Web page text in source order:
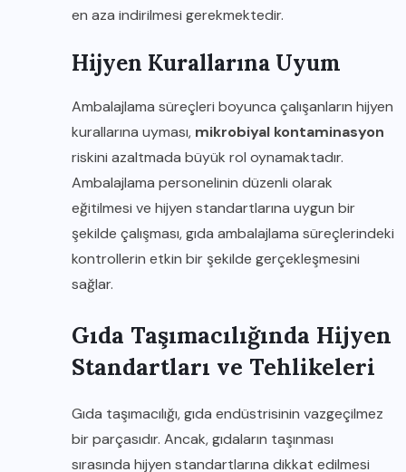
en aza indirilmesi gerekmektedir.
Hijyen Kurallarına Uyum
Ambalajlama süreçleri boyunca çalışanların hijyen
kurallarına uyması, mikrobiyal kontaminasyon
riskini azaltmada büyük rol oynamaktadır.
Ambalajlama personelinin düzenli olarak
eğitilmesi ve hijyen standartlarına uygun bir
şekilde çalışması, gıda ambalajlama süreçlerindeki
kontrollerin etkin bir şekilde gerçekleşmesini
sağlar.
Gıda Taşımacılığında Hijyen
Standartları ve Tehlikeleri
Gıda taşımacılığı, gıda endüstrisinin vazgeçilmez
bir parçasıdır. Ancak, gıdaların taşınması
sırasında hijyen standartlarına dikkat edilmesi